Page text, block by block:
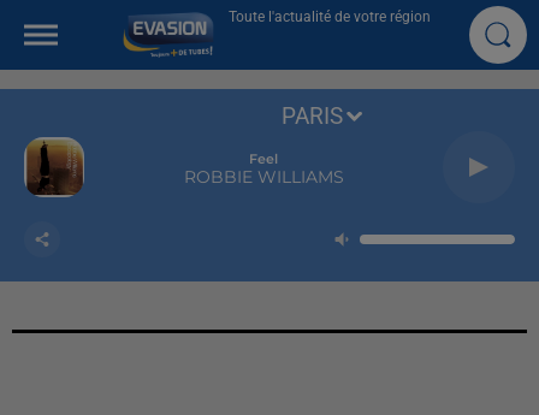
Toute l'actualité de votre région
Feel
ROBBIE WILLIAMS
PARIS